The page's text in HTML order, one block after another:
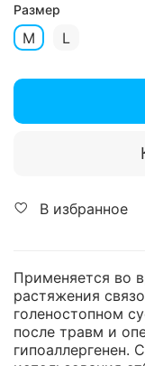
Размер
M L
В избранное
Применяется во
растяжения
голеностопном
после травм и
гипоаллергенен.